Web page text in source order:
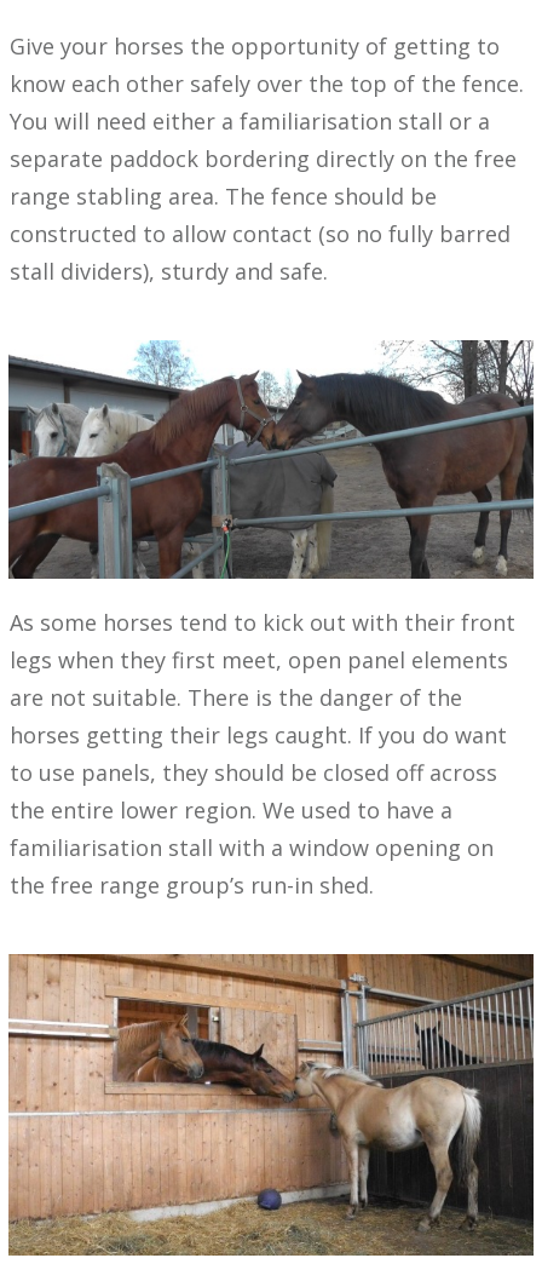
Give your horses the opportunity of getting to
know each other safely over the top of the fence.
You will need either a familiarisation stall or a
separate paddock bordering directly on the free
range stabling area. The fence should be
constructed to allow contact (so no fully barred
stall dividers), sturdy and safe.
As some horses tend to kick out with their front
legs when they first meet, open panel elements
are not suitable. There is the danger of the
horses getting their legs caught. If you do want
to use panels, they should be closed off across
the entire lower region. We used to have a
familiarisation stall with a window opening on
the free range group’s run-in shed.